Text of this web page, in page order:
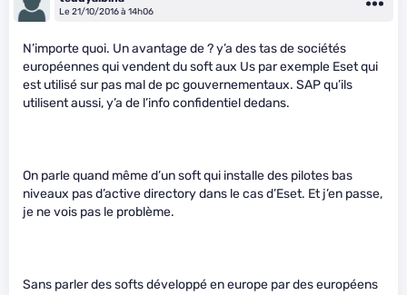
Le 21/10/2016 à 14h06
N’importe quoi. Un avantage de ? y’a des tas de sociétés
européennes qui vendent du soft aux Us par exemple Eset qui
est utilisé sur pas mal de pc gouvernementaux. SAP qu’ils
utilisent aussi, y’a de l’info confidentiel dedans.
On parle quand même d’un soft qui installe des pilotes bas
niveaux pas d’active directory dans le cas d’Eset. Et j’en passe,
je ne vois pas le problème.
Sans parler des softs développé en europe par des européens